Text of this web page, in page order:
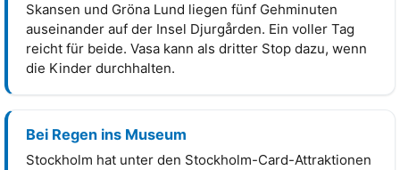
Skansen und Gröna Lund liegen fünf Gehminuten
auseinander auf der Insel Djurgården. Ein voller Tag
reicht für beide. Vasa kann als dritter Stop dazu, wenn
die Kinder durchhalten.
Bei Regen ins Museum
Stockholm hat unter den Stockholm-Card-Attraktionen